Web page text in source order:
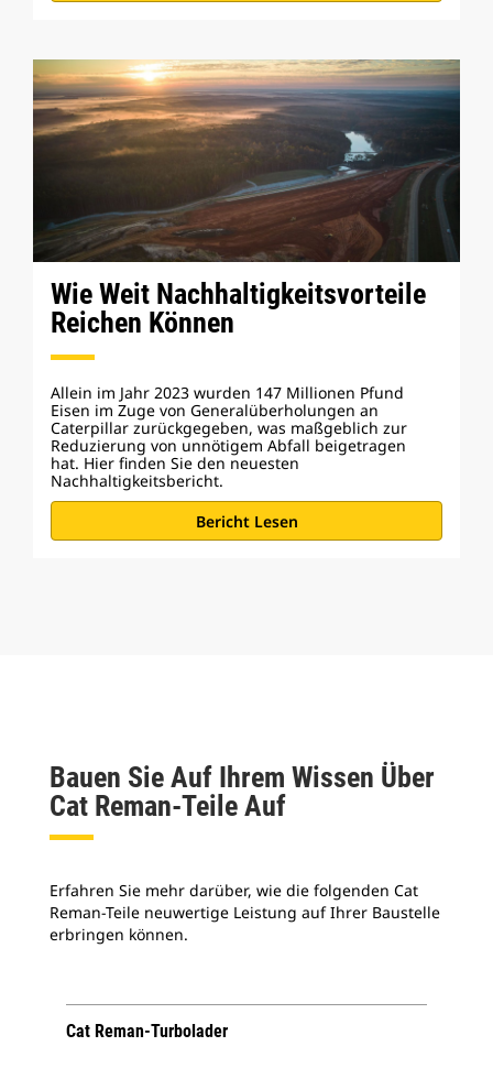
Wie Weit Nachhaltigkeitsvorteile
Reichen Können
Allein im Jahr 2023 wurden 147 Millionen Pfund
Eisen im Zuge von Generalüberholungen an
Caterpillar zurückgegeben, was maßgeblich zur
Reduzierung von unnötigem Abfall beigetragen
hat. Hier finden Sie den neuesten
Nachhaltigkeitsbericht.
Bericht Lesen
Bauen Sie Auf Ihrem Wissen Über
Cat Reman-Teile Auf
Erfahren Sie mehr darüber, wie die folgenden Cat
Reman-Teile neuwertige Leistung auf Ihrer Baustelle
erbringen können.
Cat Reman-Turbolader